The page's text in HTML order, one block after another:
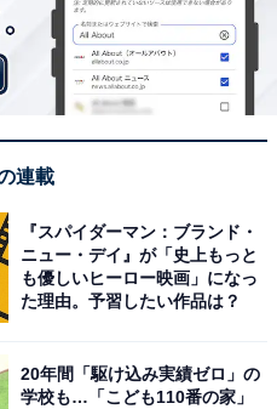
連載
『スパイダーマン：ブランド・
ニュー・デイ』が「史上もっと
も優しいヒーロー映画」になっ
た理由。予習したい作品は？
20年間「駆け込み実績ゼロ」の
学校も…「こども110番の家」